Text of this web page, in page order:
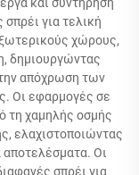
για τελική
χώρους,
δημιουργώντας
απόχρωση των
Οι εφαρμογές σε
τη χαμηλής οσμής
ελαχιστοποιώντας
αποτελέσματα. Οι
σπρέι για